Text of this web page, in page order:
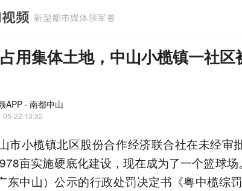
用集体土地，中山小榄镇一社区
APP · 南都中山
05-22 13:32
市小榄镇北区股份合作经济联合社在未经审
亩实施硬底化建设，现在成为了一个篮球场
东中山）公示的行政处罚决定书《粤中榄综罚